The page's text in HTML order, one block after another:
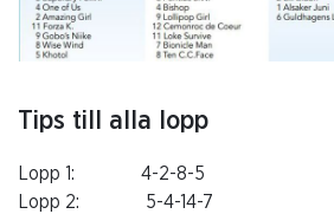
Tips till alla lopp
Lopp 1: 4-2-8-5
Lopp 2: 5-4-14-7